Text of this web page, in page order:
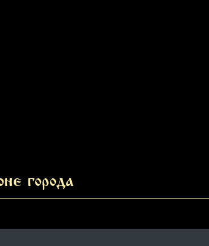
города